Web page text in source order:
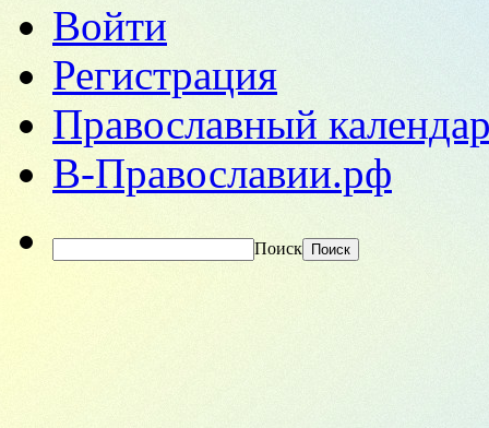
Войти
Регистрация
Православный
В-Православии.рф
Поиск